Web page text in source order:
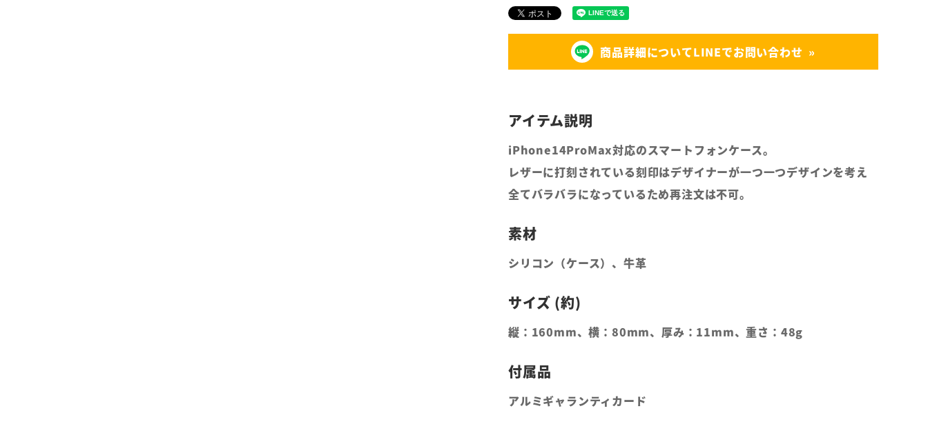
商品詳細についてLINEでお問い合わせ
iPhone14ProMax対応のスマートフォンケース。
レザーに打刻されている刻印はデザイナーが一つ一つデザインを考え
全てバラバラになっているため再注文は不可。
シリコン（ケース）、牛革
縦：160mm、横：80mm、厚み：11mm、重さ：48g
アルミギャランティカード